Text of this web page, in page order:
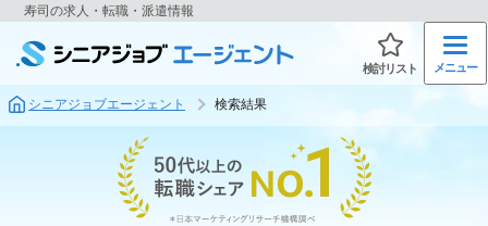
寿司の求人・転職・派遣情報
検討リスト メニュー
シニアジョブエージェント 検索結果